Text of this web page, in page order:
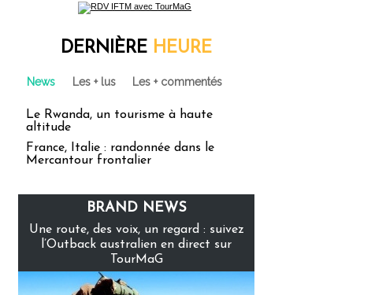
DERNIÈRE HEURE
News Les + lus Les + commentés
Le Rwanda, un tourisme à haute
altitude
France, Italie : randonnée dans le
Mercantour frontalier
BRAND NEWS
Une route, des voix, un regard : suivez
l’Outback australien en direct sur
TourMaG